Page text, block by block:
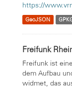
https://
GeoJSON
Freifunk
Freifunk ist
dem Aufbau
widmet, das